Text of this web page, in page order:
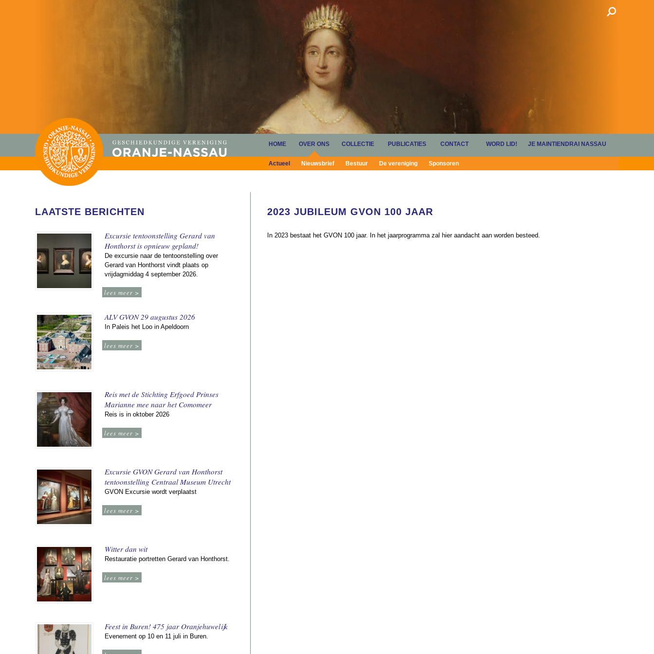
HOME OVER ONS
Actueel Nieuwsbrief Bestuur De vereniging Sponsoren
COLLECTIE PUBLICATIES CONTACT WORD LID! JE MAINTIENDRAI NASSAU
LAATSTE BERICHTEN
Excursie tentoonstelling Gerard van
Honthorst is opnieuw gepland!
De excursie naar de tentoonstelling over
Gerard van Honthorst vindt plaats op
vrijdagmiddag 4 september 2026.
lees meer >
ALV GVON 29 augustus 2026
In Paleis het Loo in Apeldoorn
lees meer >
Reis met de Stichting Erfgoed Prinses
Marianne mee naar het Comomeer
Reis is in oktober 2026
lees meer >
Excursie GVON Gerard van Honthorst
tentoonstelling Centraal Museum Utrecht
GVON Excursie wordt verplaatst
lees meer >
Witter dan wit
Restauratie portretten Gerard van Honthorst.
lees meer >
Feest in Buren! 475 jaar Oranjehuwelijk
Evenement op 10 en 11 juli in Buren.
2023 JUBILEUM GVON 100 JAAR
In 2023 bestaat het GVON 100 jaar. In het jaarprogramma zal hier aandacht aan worden besteed.